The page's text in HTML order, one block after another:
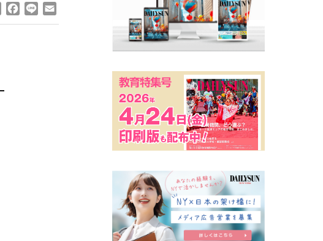
Facebook
Line